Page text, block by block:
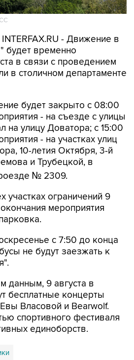
- Движение в
будет временно
в связи с проведением
в столичном департаменте
будет закрыто с 08:00
- на съезде с улицы
на улицу Доватора; с 15:00
- на участках улиц
10-летия Октября, 3-й
и Трубецкой, в
№ 2309.
участках ограничений 9
мероприятия
с 7:50 до конца
не будут заезжать к
данным, 9 августа в
бесплатные концерты
Власовой и Bearwolf.
спортивного фестиваля
единоборств.